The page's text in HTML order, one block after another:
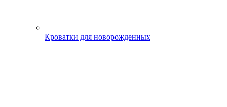
Кроватки для новорожденных